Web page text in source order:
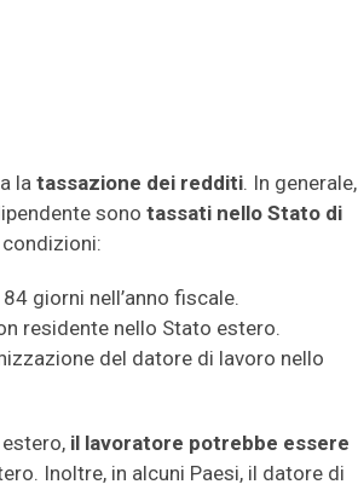
la tassazione dei redditi. In generale,
sono tassati nello Stato di
giorni nell’anno fiscale.
residente nello Stato estero.
del datore di lavoro nello
il lavoratore potrebbe essere
Inoltre, in alcuni Paesi, il datore di